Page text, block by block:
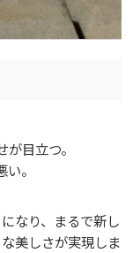
目立つ。
。
なり、まるで新し
美しさが実現しま